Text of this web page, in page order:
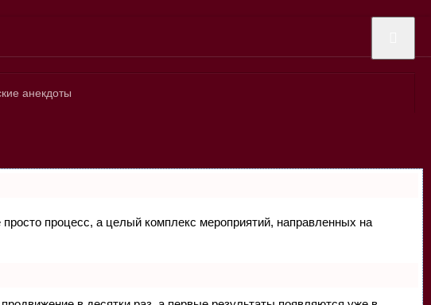
анекдоты
процесс, а целый комплекс мероприятий, направленных на